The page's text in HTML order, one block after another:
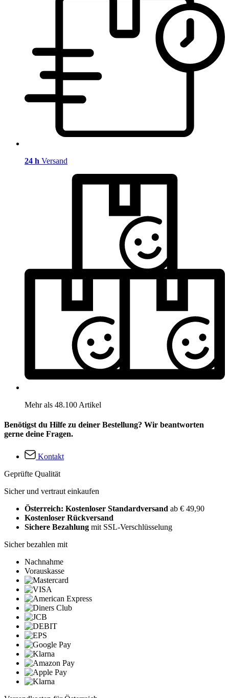
24 h Versand
Mehr als 48.100 Artikel
Benötigst du Hilfe zu deiner Bestellung? Wir beantworten
gerne deine Fragen.
Kontakt
Geprüfte Qualität
Sicher und vertraut einkaufen
Österreich: Kostenloser Standardversand ab € 49,90
Kostenloser Rückversand
Sichere Bezahlung mit SSL-Verschlüsselung
Sicher bezahlen mit
Nachnahme
Vorauskasse